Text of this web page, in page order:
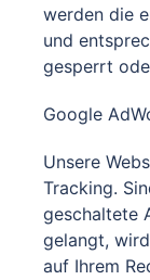
werden die
und
gesperrt
Google
Unsere
Tracking.
geschaltete
gelangt,
auf Ihrem